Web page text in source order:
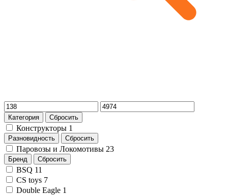
Категория Сбросить
Конструкторы 1
Разновидность Сбросить
Паровозы и Локомотивы 23
Бренд Сбросить
BSQ 11
CS toys 7
Double Eagle 1